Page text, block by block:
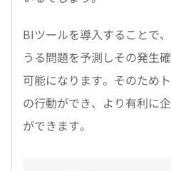
BIツールを導入することで
うる問題を予測しその発生
可能になります。そのため
の行動ができ、より有利に
ができます。